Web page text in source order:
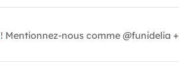
! Mentionnez-nous comme @funidelia +